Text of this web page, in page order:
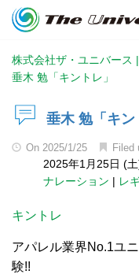
株式会社ザ・ユニバース
垂木 勉「キントレ」
垂木 勉「キン
On 2025/1/25 Filed
2025年1月25日 (
ナレーション | レ
キントレ
アパレル業界No.1ユ
験!!